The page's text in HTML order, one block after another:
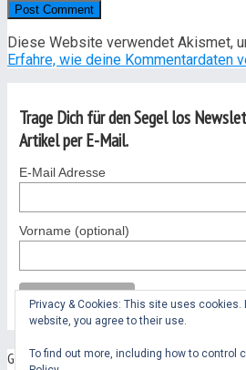
Diese Website verwendet Akismet,
Erfahre, wie deine Kommentardaten
Trage Dich für den Segel los
Artikel per E-Mail.
E-Mail Adresse
Vorname (optional)
Geschenke für Segler
Privacy & Cookies: This site uses
website, you agree to their use.
To find out more, including how to control